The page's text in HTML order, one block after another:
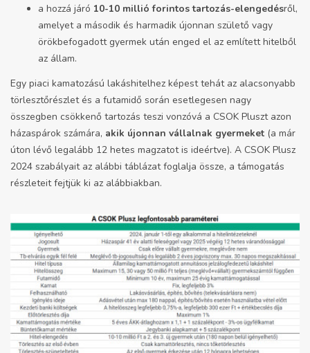
a hozzá járó 10-10 millió forintos tartozás-elengedésről,
amelyet a második és harmadik újonnan születő vagy
örökbefogadott gyermek után enged el az említett hitelből
az állam.
Egy piaci kamatozású lakáshitelhez képest tehát az alacsonyabb
törlesztőrészlet és a futamidő során esetlegesen nagy
összegben csökkenő tartozás teszi vonzóvá a CSOK Pluszt azon
házaspárok számára, akik újonnan vállalnak gyermeket (a már
úton lévő legalább 12 hetes magzatot is ideértve). A CSOK Plusz
2024 szabályait az alábbi táblázat foglalja össze, a támogatás
részleteit fejtjük ki az alábbiakban.